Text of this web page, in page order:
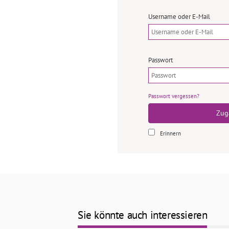
Username oder E-Mail
Passwort
Passwort vergessen?
Erinnern
Sie könnte auch interessieren